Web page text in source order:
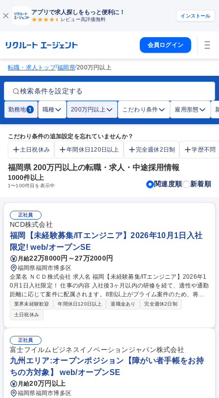
アプリで求人探しをもっと便利に！
レビュー高評価無料
インストール
会員ログイン
転職・求人トップ/福岡県/200万円以上
検索条件を設定する
勤務地 1 職種 200万円以上 こだわり条件 雇用形態
こだわり条件の追加設定を忘れていませんか？
土日祝休み
年間休日120日以上 完全週休2日制 学歴不問
福岡県 200万円以上の転職・求人・中途採用情報
1000件以上
1〜100件目を表示中 関連度順 新着順
正社員
NCD株式会社
福岡【未経験募集/ITエンジニア】2026年10月1日入社
限定! web/オープンSE
月給22万8000円～27万2000円
福岡県福岡市博多区
企業名 ＮＣＤ株式会社 求人名 福岡【未経験募集/ITエンジニア】2026年1
0月1日入社限定！ 仕事の内容 入社後3ヶ月以内の研修を経て、適性や通勤
距離に応じて案件に配属されます。8割以上がプライム案件のため、将来
的には上流工程や要件定義に携わることができ、市場価値の高いエンジニ
アになることが可能です。 ★未経験エンジニアを多数採用してきた実績あ
る育成プログラムで安心/入社後のステップ（例）★ 1～3か月目：丁寧なI
T基礎研修で、「ITの基礎知識から現場で役立つ実践的なスキルを習得」 4
か月目以降：配属先でチームの一員として参画。運用補助業務に参加 1～
2年目：小規模機能の設計・開発・運用を担当 3年目以降：上流工程（要
件定義・設計）やチームリーダーに挑戦可能 募集職種 福岡【未経験募集/I
Tエンジニア】2026年10月1日入社限定！
業界未経験歓迎 年間休日120日以上 退職金あり
完全週休2日制
土日祝休み
正社員
富士フイルムビジネスイノベーションジャパン株式会社
九州エリア:オープンポジション【障がい者手帳をお持
ちの方対象】 web/オープンSE
月給20万円以上
福岡県福岡市博多区